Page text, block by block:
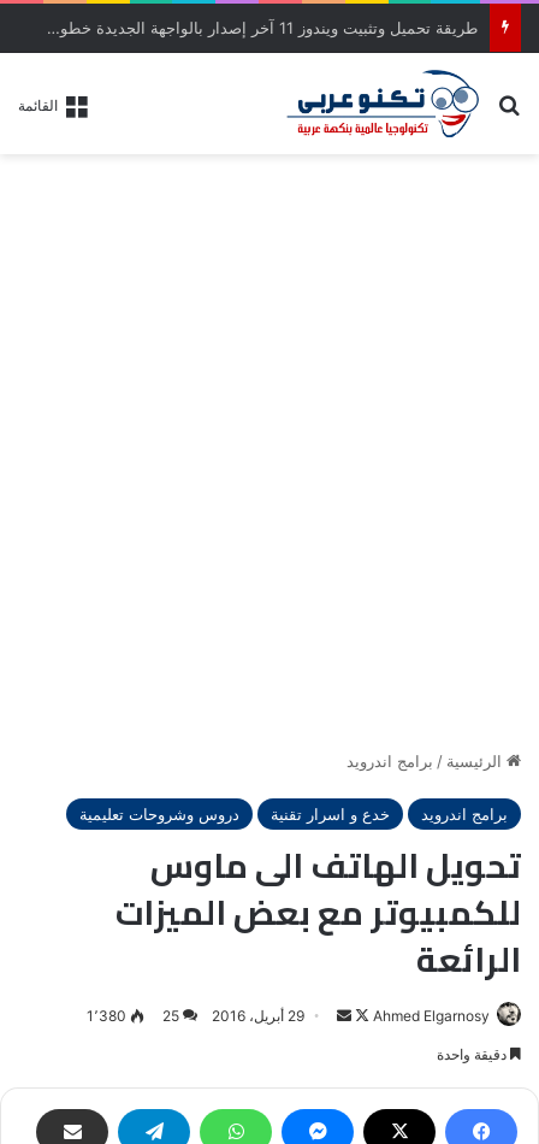
طريقة تحميل وتثبيت ويندوز 11 آخر إصدار بالواجهة الجديدة خطوة بخطوة
القائمة بحث عن
الرئيسية / برامج اندرويد
برامج اندرويد خدع و اسرار تقنية دروس وشروحات تعليمية
تحويل الهاتف الى ماوس
للكمبيوتر مع بعض الميزات
الرائعة
Ahmed Elgarnosy
Followأرسل29 أبريل، 2016 25 1٬380
دقيقة واحدة